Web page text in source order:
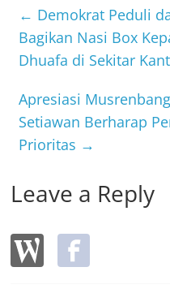
b
o
o
k
← Demokrat Peduli
Bagikan Nasi Box
Dhuafa di Sekitar
Apresiasi
Setiawan Berharap
Prioritas →
Leave a Reply